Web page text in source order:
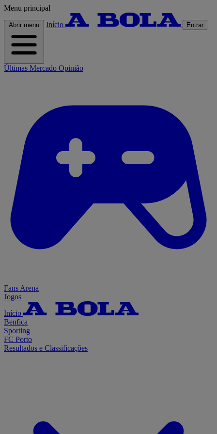
Menu principal
Abrir menu Início Entrar
Últimas Mercado Opinião
Fans Arena
Jogos
Início
Benfica
Sporting
FC Porto
Resultados e Classificações